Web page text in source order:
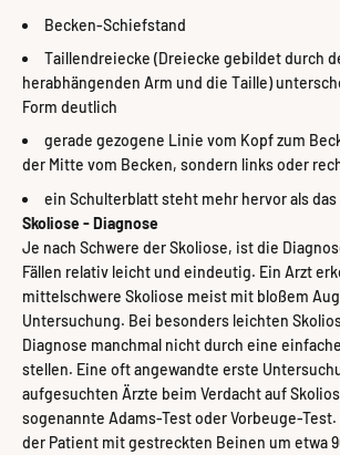
Becken-Schiefstand
Taillendreiecke (Dreiecke gebildet durch
herabhängenden Arm und die Taille)
Form deutlich
gerade gezogene Linie vom Kopf zum
der Mitte vom Becken, sondern links oder
ein Schulterblatt steht mehr hervor als das
Skoliose - Diagnose
Je nach Schwere der Skoliose, ist die
Fällen relativ leicht und eindeutig. Ein Arzt
mittelschwere Skoliose meist mit bloßem
Untersuchung. Bei besonders leichten
Diagnose manchmal nicht durch eine
stellen. Eine oft angewandte erste
aufgesuchten Ärzte beim Verdacht auf
sogenannte Adams-Test oder Vorbeuge-
der Patient mit gestreckten Beinen um etwa